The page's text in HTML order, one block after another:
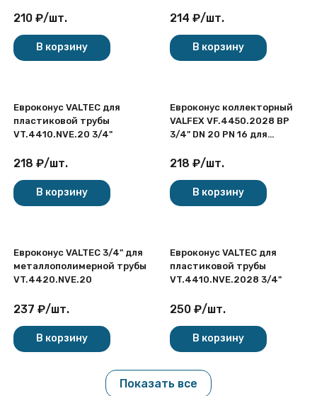
210 ₽/шт.
В корзину
воздухоотводчика,
покрытием
214 ₽/шт.
В корзину
Евроконус VALTEC для
пластиковой трубы
VT.4410.NVE.20 3/4"
218 ₽/шт.
В корзину
Евроконус коллекторный
VALFEX VF.4450.2028 ВР
3/4" DN 20 PN 16 для
латунный никелированный
218 ₽/шт.
В корзину
Евроконус VALTEC 3/4" для
металлополимерной трубы
VT.4420.NVE.20
237 ₽/шт.
В корзину
Евроконус VALTEC для
пластиковой трубы
VT.4410.NVE.2028 3/4"
250 ₽/шт.
В корзину
Показать все